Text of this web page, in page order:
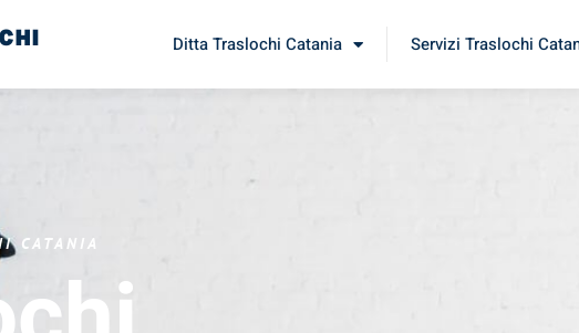
Ditta Traslochi Catania Servizi Traslochi
CATANIA